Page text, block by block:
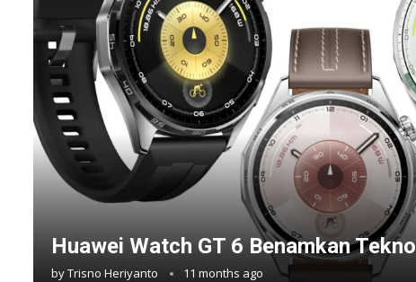
Huawei Watch GT 6 Benamkan
byTrisno Heriyanto 11 months ago